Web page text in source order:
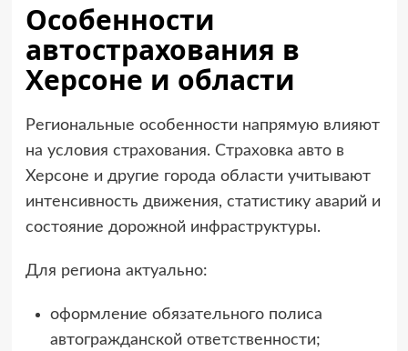
Особенности
автострахования в
Херсоне и области
Региональные особенности напрямую влияют
на условия страхования. Страховка авто в
Херсоне и другие города области учитывают
интенсивность движения, статистику аварий и
состояние дорожной инфраструктуры.
Для региона актуально:
оформление обязательного полиса
автогражданской ответственности;